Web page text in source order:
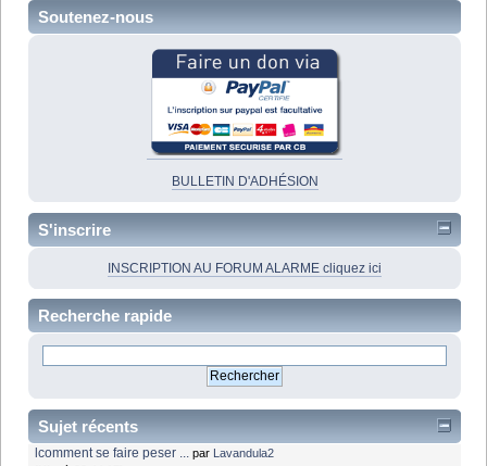
Soutenez-nous
BULLETIN D'ADHÉSION
S'inscrire
INSCRIPTION AU FORUM ALARME cliquez ici
Recherche rapide
Sujet récents
lcomment se faire peser ... par Lavandula2